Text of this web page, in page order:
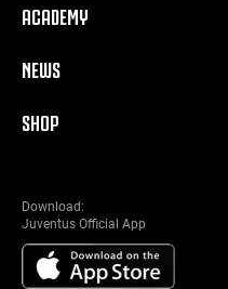
ACADEMY
NEWS
SHOP
Download:
Juventus Official App